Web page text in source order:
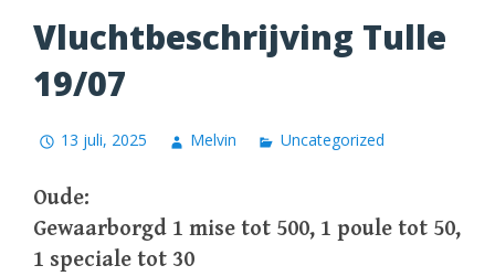
Vluchtbeschrijving Tulle
19/07
13 juli, 2025 Melvin Uncategorized
Oude:
Gewaarborgd 1 mise tot 500, 1 poule tot 50,
1 speciale tot 30